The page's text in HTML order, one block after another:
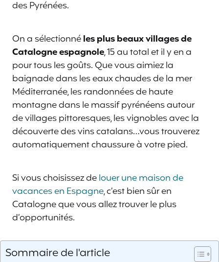
des Pyrénées.
On a sélectionnéles plus beaux villages de
Catalogne espagnole, 15 au total et il y en a
pour tous les goûts. Que vous aimiez la
baignade dans les eaux chaudes de la mer
Méditerranée, les randonnées de haute
montagne dans le massif pyrénéens autour
de villages pittoresques, les vignobles avec la
découverte des vins catalans…vous trouverez
automatiquement chaussure à votre pied.
Si vous choisissez delouer une maison de
vacances en Espagne, c’est bien sûr en
Catalogne que vous allez trouver le plus
d’opportunités.
Sommaire de l'article